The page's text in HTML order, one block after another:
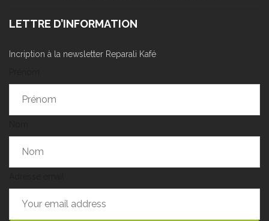
LETTRE D’INFORMATION
Incription à la newsletter Reparali Kafé